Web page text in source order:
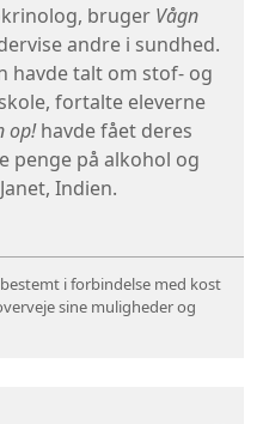
bruger Vågn
andre i sundhed.
havde talt om stof- og
fortalte eleverne
op!havde fået deres
på alkohol og
Indien.
i forbindelse med kost
sine muligheder og